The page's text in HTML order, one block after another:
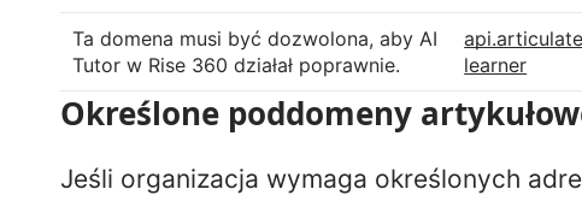
Ta domena musi być dozwolona, aby AI
Tutor w Rise 360 działał poprawnie.
learner
Określone poddomeny
Jeśli organizacja wymaga określonych